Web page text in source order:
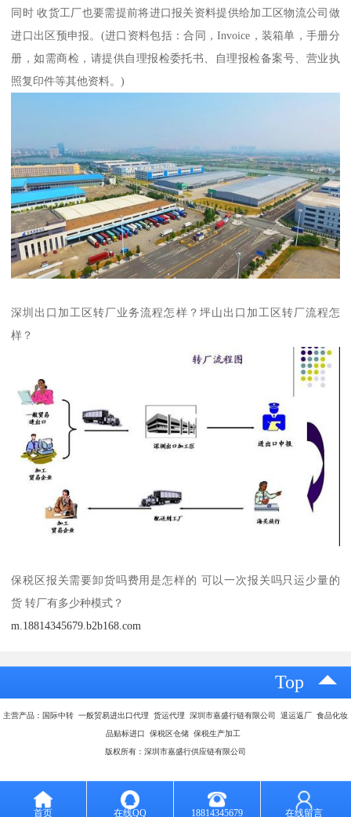
同时 收货工厂也要需提前将进口报关资料提供给加工区物流公司做
进口出区预申报。(进口资料包括：合同，Invoice，装箱单，手册分
册，如需商检，请提供自理报检委托书、自理报检备案号、营业执
照复印件等其他资料。)
深圳出口加工区转厂业务流程怎样？坪山出口加工区转厂流程怎
样？
保税区报关需要卸货吗费用是怎样的 可以一次报关吗只运少量的
货 转厂有多少种模式？
m.18814345679.b2b168.com
Top
主营产品：国际中转 一般贸易进出口代理 货运代理 深圳市嘉盛行链有限公司 退运返厂 食品化妆
品贴标进口 保税区仓储 保税生产加工
版权所有：深圳市嘉盛行供应链有限公司
首页 在线QQ 18814345679 在线留言